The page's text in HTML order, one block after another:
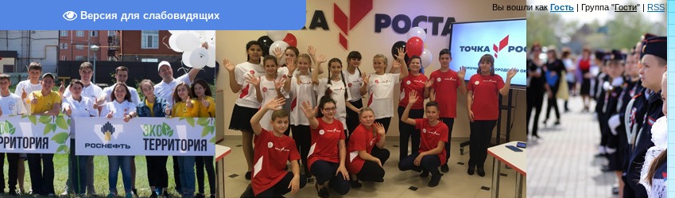
Версия для слабовидящих
Вы вошли какГость | Группа "Гости" | RSS